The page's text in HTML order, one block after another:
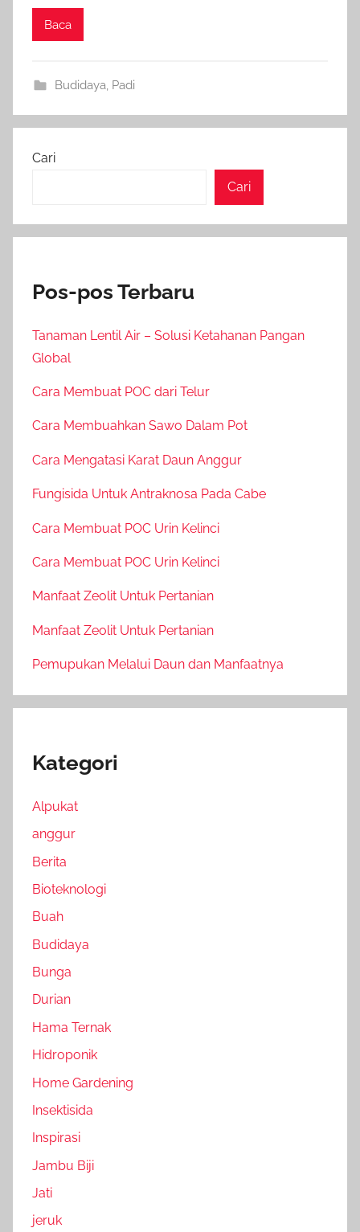
Baca
Budidaya, Padi
Cari
Cari
Pos-pos Terbaru
Tanaman Lentil Air – Solusi Ketahanan Pangan
Global
Cara Membuat POC dari Telur
Cara Membuahkan Sawo Dalam Pot
Cara Mengatasi Karat Daun Anggur
Fungisida Untuk Antraknosa Pada Cabe
Cara Membuat POC Urin Kelinci
Cara Membuat POC Urin Kelinci
Manfaat Zeolit Untuk Pertanian
Manfaat Zeolit Untuk Pertanian
Pemupukan Melalui Daun dan Manfaatnya
Kategori
Alpukat
anggur
Berita
Bioteknologi
Buah
Budidaya
Bunga
Durian
Hama Ternak
Hidroponik
Home Gardening
Insektisida
Inspirasi
Jambu Biji
Jati
jeruk